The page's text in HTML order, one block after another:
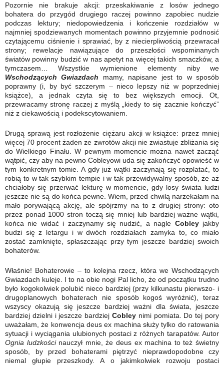
Pozornie nie brakuje akcji: przeskakiwanie z losów jednego
bohatera do przygód drugiego raczej powinno zapobiec nudzie
podczas lektury; niedopowiedzenia i kończenie rozdziałów w
najmniej spodziewanych momentach powinno przyjemnie podnosić
czytającemu ciśnienie i sprawiać, by z niecierpliwością przewracał
strony; rewelacje nawiązujące do przeszłości wspominanych
światów powinny budzić w nas apetyt na więcej takich smaczków, a
tymczasem… Wszystkie wymienione elementy niby we
Wschodzących Gwiazdach mamy, napisane jest to w sposób
poprawny (i, by być szczerym – nieco lepszy niż w poprzedniej
książce), a jednak czyta się to bez większych emocji. Ot,
przewracamy stronę raczej z myślą „kiedy to się zacznie kończyć”
niż z ciekawością i podekscytowaniem.
Drugą sprawą jest rozłożenie ciężaru akcji w książce: przez mniej
więcej 70 procent żaden ze zwrotów akcji nie zwiastuje zbliżania się
do Wielkiego Finału. W pewnym momencie można nawet zacząć
wątpić, czy aby na pewno Cobleyowi uda się zakończyć opowieść w
tym konkretnym tomie. A gdy już wątki zaczynają się rozplatać, to
robią to w tak szybkim tempie i w tak przewidywalny sposób, że aż
chciałoby się przerwać lekturę w momencie, gdy losy świata ludzi
jeszcze nie są do końca pewne. Wiem, przed chwilą narzekałam na
mało porywającą akcję, ale spójrzmy na to z drugiej strony: oto
przez ponad 1000 stron toczą się mniej lub bardziej ważne wątki,
końca nie widać i zaczynamy się nudzić, a nagle Cobleyjakby
budzi się z letargu i w dwóch rozdziałach zamyka to, co miało
zostać zamknięte, spłaszczając przy tym jeszcze bardziej swoich
bohaterów.
Właśnie! Bohaterowie – to kolejna rzecz, która we Wschodzących
Gwiazdach kuleje. I to na obie nogi Pal licho, że od początku trudno
było kogokolwiek polubić nieco bardziej (przy kilkunastu pierwszo- i
drugoplanowych bohaterach nie sposób kogoś wyróżnić), teraz
wszyscy okazują się jeszcze bardziej ważni dla świata, jeszcze
bardziej dzielni i jeszcze bardziej Cobley nimi pomiata. Do tej pory
uważałam, że konwencja deus ex machina służy tylko do ratowania
sytuacji i wyciągania ulubionych postaci z różnych tarapatów. Autor
Ognia ludzkościnauczył mnie, że deus ex machina to też świetny
sposób, by przed bohaterami piętrzyć nieprawdopodobne czy
niemal głupie przeszkody. A o jakimkolwiek rozwoju postaci